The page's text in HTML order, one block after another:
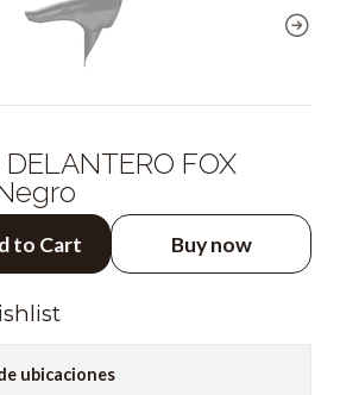
FOX
to Cart Buy now
ubicaciones